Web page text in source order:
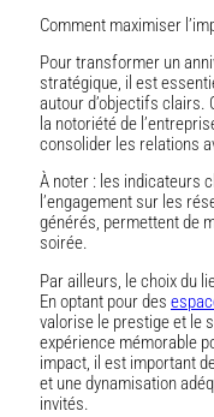
Comment maximiser
Pour transformer un
stratégique, il est
autour d’objectifs clairs.
la notoriété de
consolider les relations
À noter : les indicateurs
l’engagement sur les
générés, permettent de
soirée.
Par ailleurs, le choix du
En optant pour des
valorise le prestige et le
expérience mémorable
impact, il est important
et une dynamisation
invités.